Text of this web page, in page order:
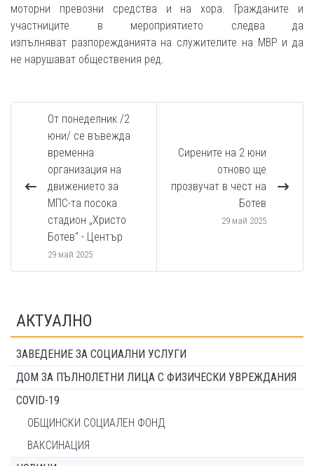
моторни превозни средства и на хора. Гражданите и
участниците в мероприятието следва да
изпълняват разпорежданията на служителите на МВР и да
не нарушават обществения ред.
От понеделник /2
юни/ се въвежда
временна
организация на
движението за
МПС-та посока
стадион „Христо
Ботев“ - Център
29 май 2025
Сирените на 2 юни
отново ще
прозвучат в чест на
Ботев
29 май 2025
АКТУАЛНО
ЗАВЕДЕНИЕ ЗА СОЦИАЛНИ УСЛУГИ
ДОМ ЗА ПЪЛНОЛЕТНИ ЛИЦА С ФИЗИЧЕСКИ УВРЕЖДАНИЯ
COVID-19
ОБЩИНСКИ СОЦИАЛЕН ФОНД
ВАКСИНАЦИЯ